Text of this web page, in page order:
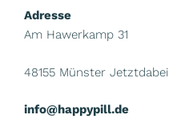
Adresse
Am Hawerkamp 31
48155 Münster Jetztdabei
info@happypill.de